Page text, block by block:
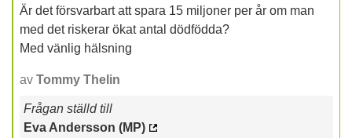
Är det försvarbart att spara 15 miljoner per år om man
med det riskerar ökat antal dödfödda?
Med vänlig hälsning
av Tommy Thelin
Frågan ställd till
Eva Andersson (MP)